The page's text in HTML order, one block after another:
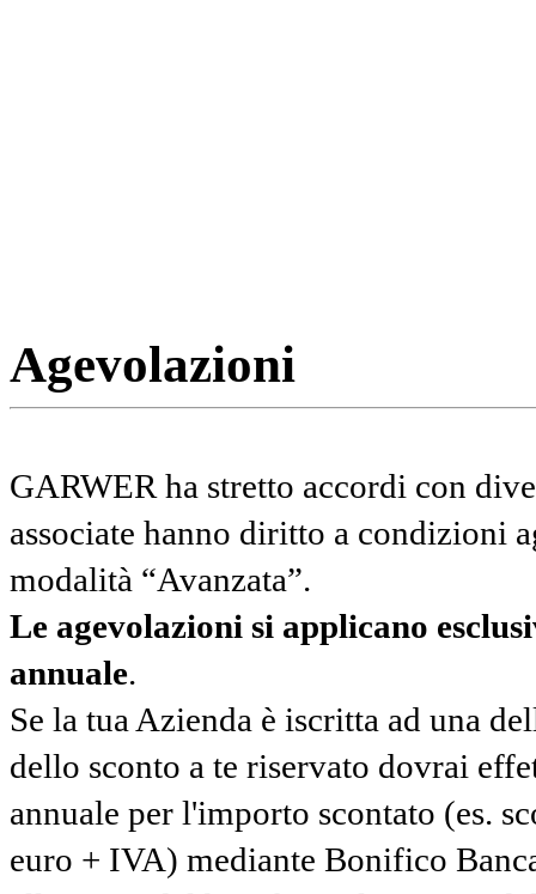
Agevolazioni
GARWER ha stretto accordi con
associate hanno diritto a condizioni
modalità “Avanzata”.
Le agevolazioni si applicano
annuale.
Se la tua Azienda è iscritta ad una
dello sconto a te riservato dovrai
annuale per l'importo scontato (es.
euro + IVA) mediante Bonifico